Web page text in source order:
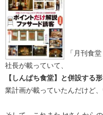
「月刊食
社長が載っていて、
【しんぱち食堂】と併設する
業計画が載っていたんだけど